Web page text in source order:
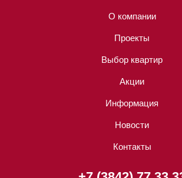
О компании
Проекты
Выбор квартир
Акции
Информация
Новости
Контакты